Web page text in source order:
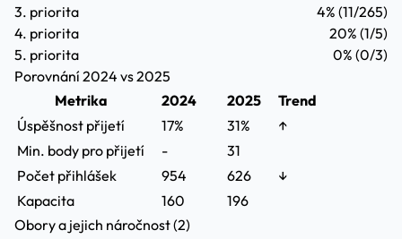
3. priorita
4% (11/265)
4. priorita
20% (1/5)
5. priorita
0% (0/3)
Porovnání 2024 vs 2025
Metrika
2024 2025
Trend
Úspěšnost přijetí
17% 31%
↑
Min. body pro přijetí
-
31
Počet přihlášek
954 626
↓
Kapacita
160
196
Obory a jejich náročnost (2)